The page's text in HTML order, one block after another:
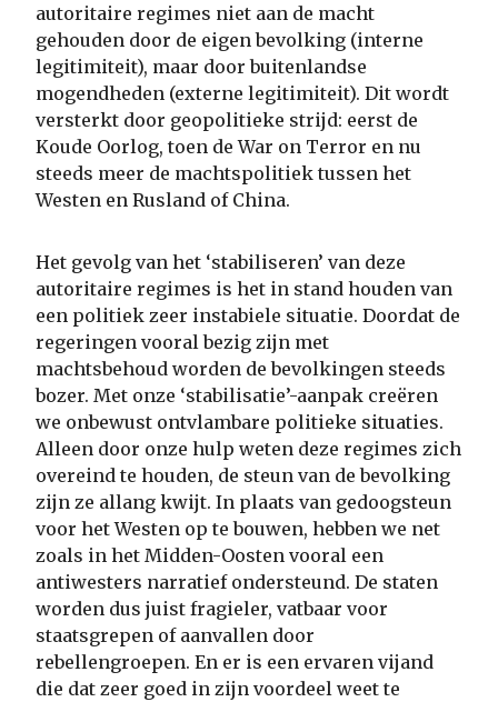
autoritaire regimes niet aan de macht
gehouden door de eigen bevolking (interne
legitimiteit), maar door buitenlandse
mogendheden (externe legitimiteit). Dit wordt
versterkt door geopolitieke strijd: eerst de
Koude Oorlog, toen de War on Terror en nu
steeds meer de machtspolitiek tussen het
Westen en Rusland of China.
Het gevolg van het ‘stabiliseren’ van deze
autoritaire regimes is het in stand houden van
een politiek zeer instabiele situatie. Doordat de
regeringen vooral bezig zijn met
machtsbehoud worden de bevolkingen steeds
bozer. Met onze ‘stabilisatie’-aanpak creëren
we onbewust ontvlambare politieke situaties.
Alleen door onze hulp weten deze regimes zich
overeind te houden, de steun van de bevolking
zijn ze allang kwijt. In plaats van gedoogsteun
voor het Westen op te bouwen, hebben we net
zoals in het Midden-Oosten vooral een
antiwesters narratief ondersteund. De staten
worden dus juist fragieler, vatbaar voor
staatsgrepen of aanvallen door
rebellengroepen. En er is een ervaren vijand
die dat zeer goed in zijn voordeel weet te